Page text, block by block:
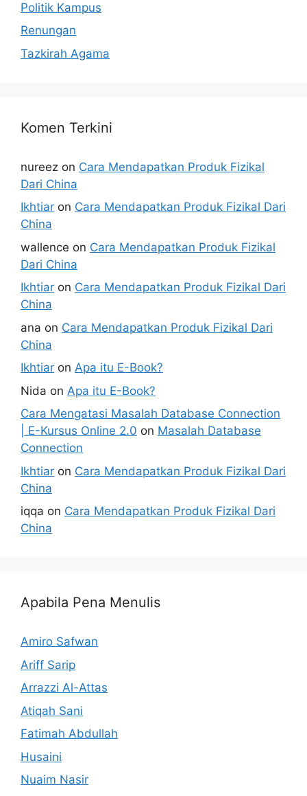
Politik Kampus
Renungan
Tazkirah Agama
Komen Terkini
nureez on Cara Mendapatkan Produk Fizikal
Dari China
Ikhtiar on Cara Mendapatkan Produk Fizikal Dari
China
wallence on Cara Mendapatkan Produk Fizikal
Dari China
Ikhtiar on Cara Mendapatkan Produk Fizikal Dari
China
ana on Cara Mendapatkan Produk Fizikal Dari
China
Ikhtiar on Apa itu E-Book?
Nida on Apa itu E-Book?
Cara Mengatasi Masalah Database Connection
| E-Kursus Online 2.0 on Masalah Database
Connection
Ikhtiar on Cara Mendapatkan Produk Fizikal Dari
China
iqqa on Cara Mendapatkan Produk Fizikal Dari
China
Apabila Pena Menulis
Amiro Safwan
Ariff Sarip
Arrazzi Al-Attas
Atiqah Sani
Fatimah Abdullah
Husaini
Nuaim Nasir